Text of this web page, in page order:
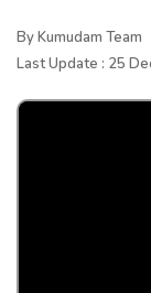
ByKumudam Team
Last Update : 25